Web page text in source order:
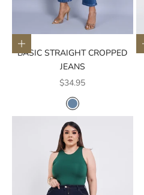
Elige opciones
BASIC STRAIGHT CROPPED
JEANS
Precio de oferta
$34.95
COLOR
AZUL MEDIO